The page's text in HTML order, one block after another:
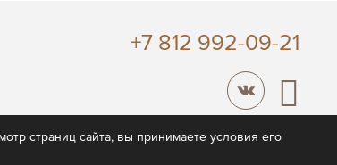
+7 812 992-09-21
страниц сайта, вы принимаете условия его